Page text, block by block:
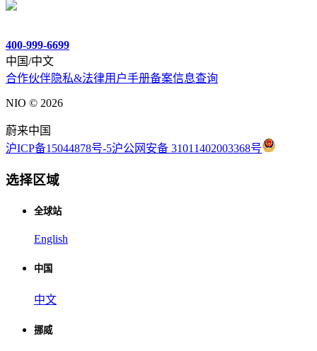
400-999-6699
中国/中文
合作伙伴隐私&法律用户手册备案信息查询
NIO © 2026
蔚来中国
沪ICP备15044878号-5沪公网安备 31011402003368号
选择区域
全球站
English
中国
中文
挪威